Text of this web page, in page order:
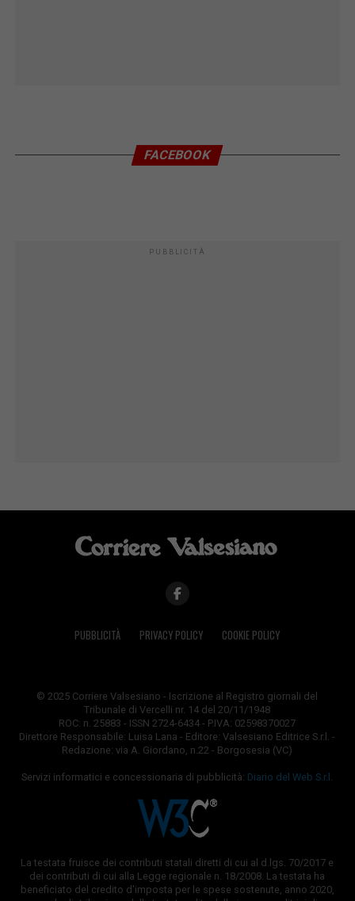
FACEBOOK
PUBBLICITÀ
PUBBLICITÀ PRIVACY POLICY COOKIE POLICY
© 2025 Corriere Valsesiano - Iscrizione al Registro giornali del
Tribunale di Vercelli nr. 14 del 20/11/1948
ROC: n. 25883 - ISSN 2724-6434 - P.IVA: 02598370027
Direttore Responsabile: Luisa Lana - Editore: Valsesiano Editrice S.r.l. -
Redazione: via A. Giordano, n.22 - Borgosesia (VC)
Servizi informatici e concessionaria di pubblicità: Diario del Web S.r.l.
La testata fruisce dei contributi statali diretti di cui al d.lgs. 70/2017 e
dei contributi di cui alla Legge regionale n. 18/2008. La testata ha
beneficiato del credito d'imposta per le spese sostenute, anno 2020,